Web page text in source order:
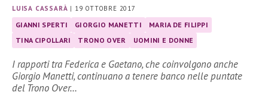
LUISA CASSARÀ | 19 OTTOBRE 2017
GIANNI SPERTI GIORGIO MANETTI
MARIA DE FILIPPI
TINA CIPOLLARI
TRONO OVER UOMINI E DONNE
I rapporti tra Federica e Gaetano, che coinvolgono anche
Giorgio Manetti, continuano a tenere banco nelle puntate
del Trono Over…